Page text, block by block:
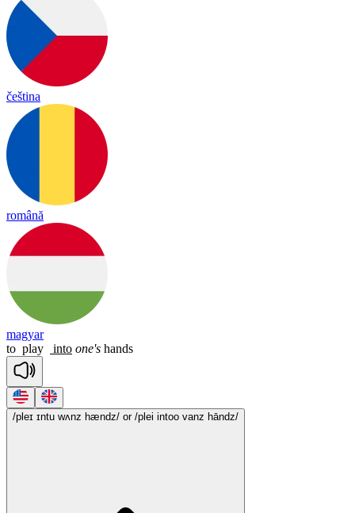
čeština
română
magyar
to play into one's hands
/pleɪ ɪntu wʌnz hændz/ or /plei intoo vanz hāndz/